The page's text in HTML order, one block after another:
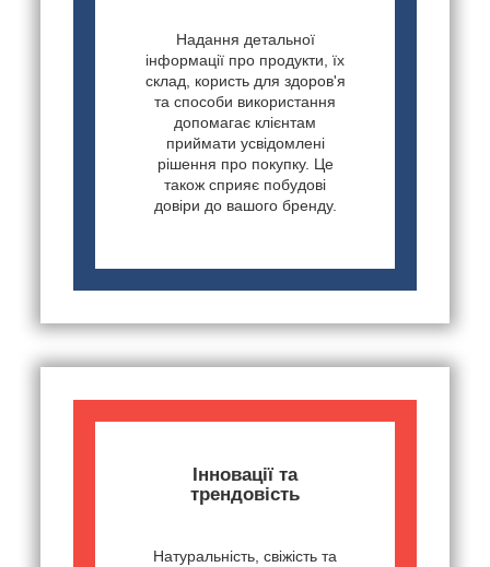
Надання детальної
інформації про продукти, їх
склад, користь для здоров'я
та способи використання
допомагає клієнтам
приймати усвідомлені
рішення про покупку. Це
також сприяє побудові
довіри до вашого бренду.
Інновації та
трендовість
Натуральність, свіжість та